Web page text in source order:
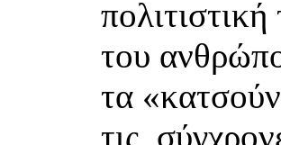
του
τα
τις